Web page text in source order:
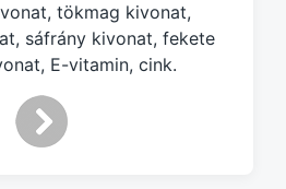
tökmag kivonat,
sáfrány kivonat, fekete
E-vitamin, cink.